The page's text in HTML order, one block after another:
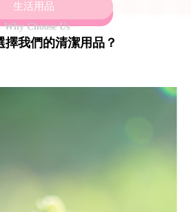
生活用品
Why Choose Us
擇我們的清潔用品？